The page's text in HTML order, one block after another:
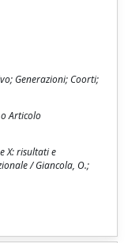
Generazioni; Coorti;
Articolo
X: risultati e
/ Giancola, O.;